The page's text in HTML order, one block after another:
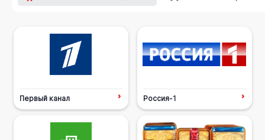
Первый канал Россия-1